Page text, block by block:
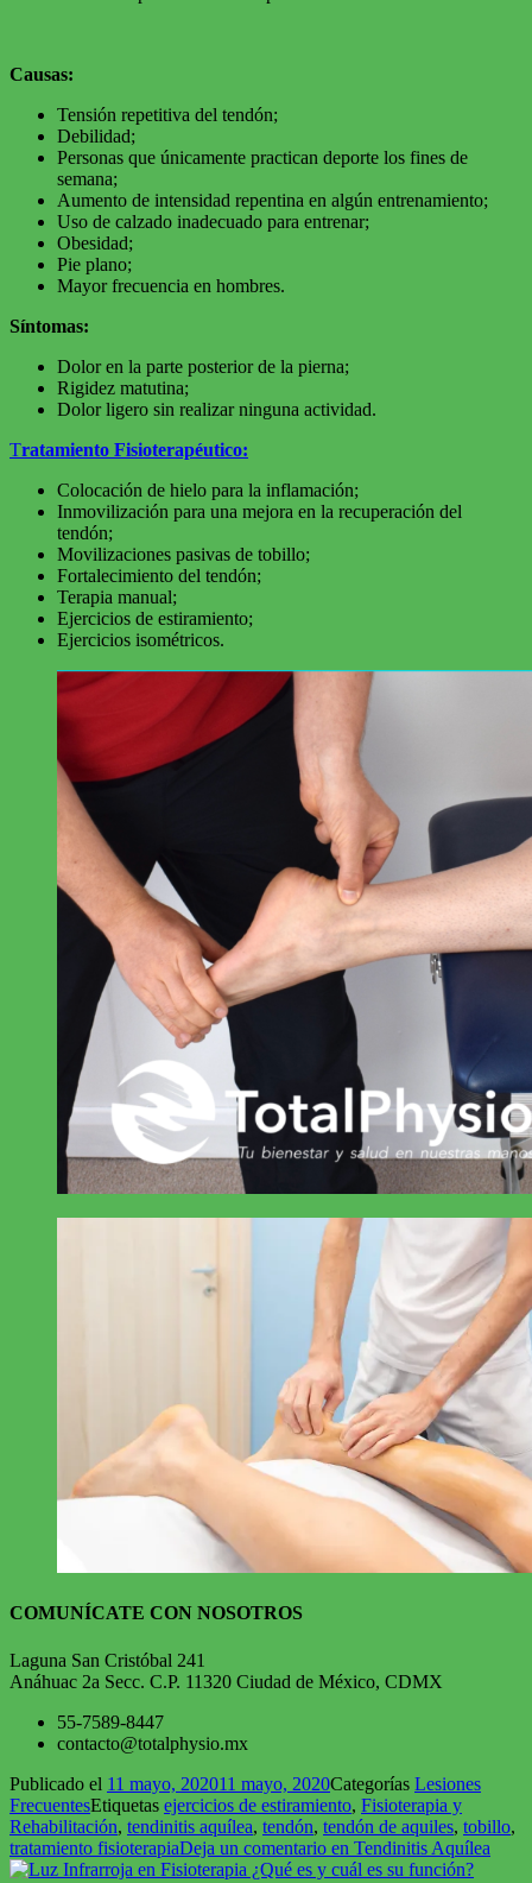
Causas:
Tensión repetitiva del tendón;
Debilidad;
Personas que únicamente practican deporte los fines de
semana;
Aumento de intensidad repentina en algún entrenamiento;
Uso de calzado inadecuado para entrenar;
Obesidad;
Pie plano;
Mayor frecuencia en hombres.
Síntomas:
Dolor en la parte posterior de la pierna;
Rigidez matutina;
Dolor ligero sin realizar ninguna actividad.
Tratamiento Fisioterapéutico:
Colocación de hielo para la inflamación;
Inmovilización para una mejora en la recuperación del
tendón;
Movilizaciones pasivas de tobillo;
Fortalecimiento del tendón;
Terapia manual;
Ejercicios de estiramiento;
Ejercicios isométricos.
COMUNÍCATE CON NOSOTROS
Laguna San Cristóbal 241
Anáhuac 2a Secc. C.P. 11320 Ciudad de México, CDMX
55-7589-8447
contacto@totalphysio.mx
Publicado el 11 mayo, 202011 mayo, 2020Categorías Lesiones
FrecuentesEtiquetas ejercicios de estiramiento, Fisioterapia y
Rehabilitación, tendinitis aquílea, tendón, tendón de aquiles, tobillo,
tratamiento fisioterapiaDeja un comentario en Tendinitis Aquílea